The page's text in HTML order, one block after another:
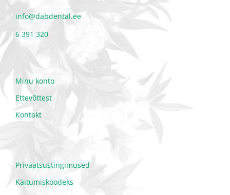
info@dabdental.ee
6 391 320
Minu konto
Ettevõttest
Kontakt
Privaatsustingimused
Käitumiskoodeks